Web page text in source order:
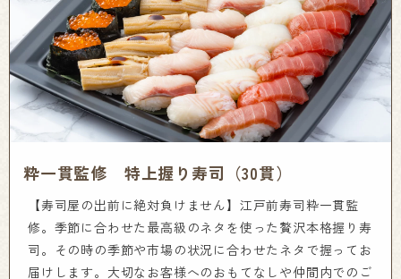
粋一貫監修 特上握り寿司（30貫）
【寿司屋の出前に絶対負けません】江戸前寿司粋一貫監
修。季節に合わせた最高級のネタを使った贅沢本格握り寿
司。その時の季節や市場の状況に合わせたネタで握ってお
届けします。大切なお客様へのおもてなしや仲間内でのご